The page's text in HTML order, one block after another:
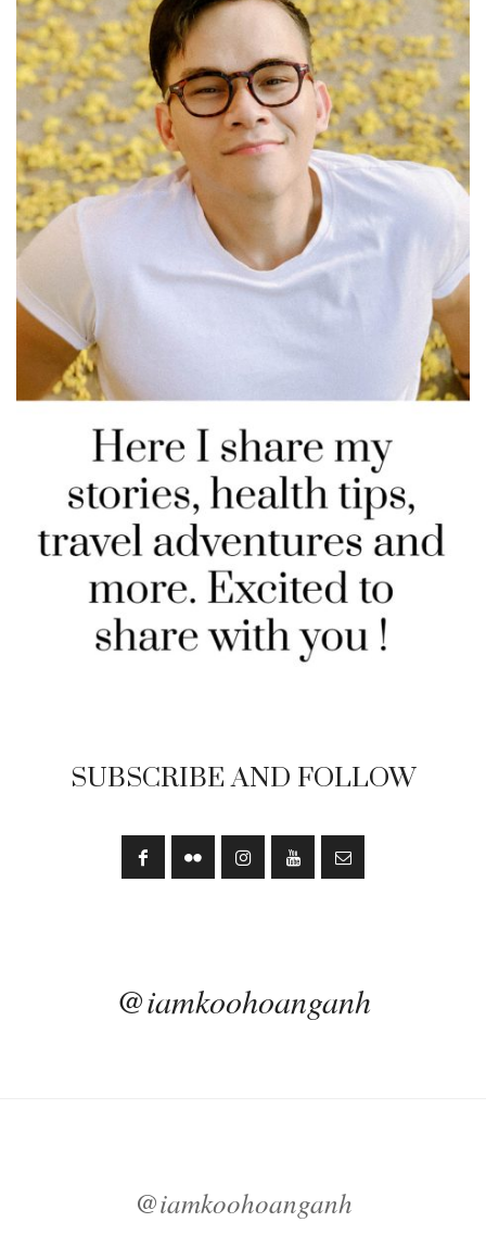
SUBSCRIBE AND FOLLOW
@iamkoohoanganh
@iamkoohoanganh